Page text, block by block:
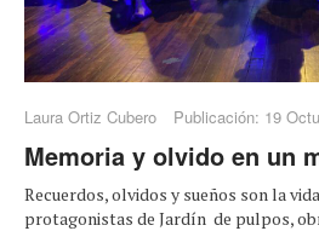
Laura Ortiz Cubero Publicación: 19
Memoria y olvido en un
Recuerdos, olvidos y sueños son la
protagonistas de Jardín de pulpos,